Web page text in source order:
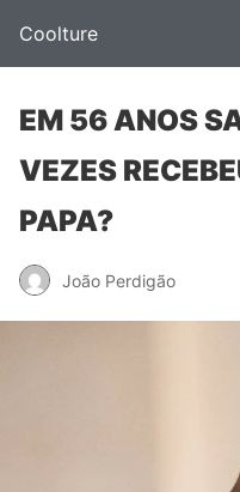
Coolture
EM 56 ANOS
VEZES
PAPA?
João Perdigão